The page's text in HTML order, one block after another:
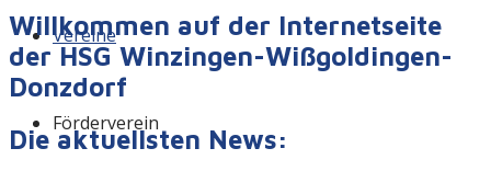
Vereine
Förderverein
Willkommen auf der Internetseite
der HSG Winzingen-Wißgoldingen-
Donzdorf
Die aktuellsten News: